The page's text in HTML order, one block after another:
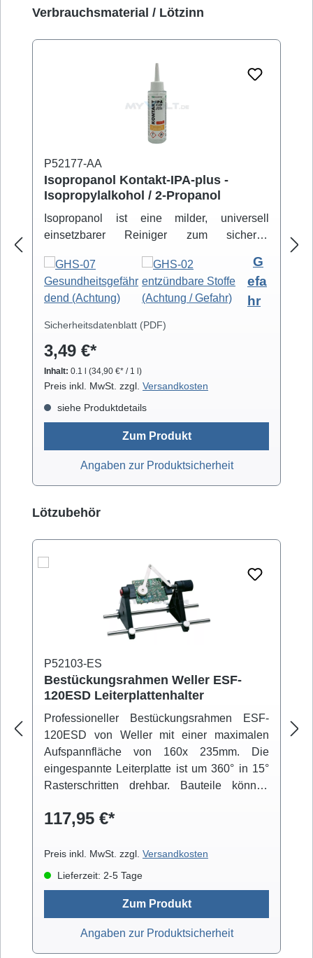
Produktgalerie überspringen
Verbrauchsmaterial / Lötzinn
P52177-AA
Isopropanol Kontakt-IPA-plus -
Isopropylalkohol / 2-Propanol
Isopropanol ist eine milder, universell
einsetzbarer Reiniger zum sicheren
Hochreiner Isopropanol-Alkohol ( 99,8% )
eignet sich zur professionellen Säuberung
von z.B. Video- und Tonköpfen,
Laufwerkteilen, Gummirollen und optischen
arbeitet rückstandsfrei.
G
efa
hr
Sicherheitsdatenblatt (PDF)
3,49 €*
Inhalt: 0.1 l (34,90 €* / 1 l)
Preis inkl. MwSt. zzgl. Versandkosten
siehe Produktdetails
Zum Produkt
Angaben zur Produktsicherheit
Produktgalerie überspringen
Lötzubehör
P52103-ES
Bestückungsrahmen Weller ESF-
120ESD Leiterplattenhalter
Professioneller Bestückungsrahmen ESF-
120ESD von Weller mit einer maximalen
Aufspannfläche von 160x 235mm. Die
eingespannte Leiterplatte ist um 360° in 15°
Rasterschritten drehbar. Bauteile können
Der niedrige Schwerpunkt der Konstruktion
einen rutschfesten Stand.
117,95 €*
Preis inkl. MwSt. zzgl. Versandkosten
Lieferzeit: 2-5 Tage
Zum Produkt
Angaben zur Produktsicherheit